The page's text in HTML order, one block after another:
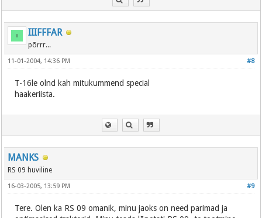
IIIFFFAR
põrrr...
#8
11-01-2004, 14:36 PM
T-16le olnd kah mitukummend special
haakeriista.
MANKS
RS 09 huviline
#9
16-03-2005, 13:59 PM
Tere. Olen ka RS 09 omanik, minu jaoks on need parimad ja